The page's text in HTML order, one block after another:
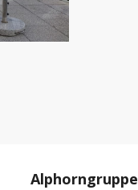
Alphorngruppe